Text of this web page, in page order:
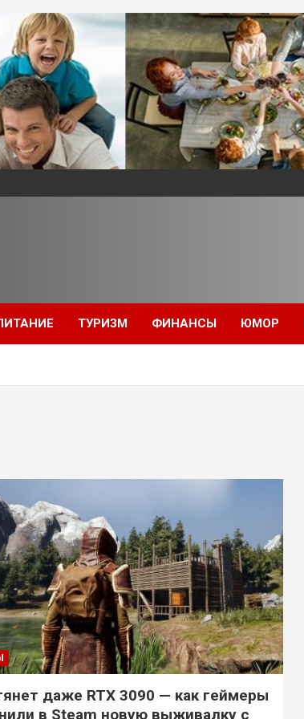
ТУРИЗМ ФИНАНСЫ ЮМОР
даже RTX 3090 — как геймеры
в Steam новую выживалку с